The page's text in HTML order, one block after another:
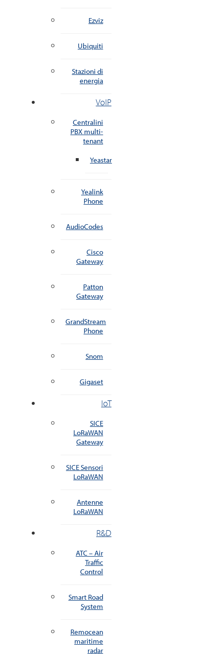
Ezviz
Ubiquiti
Stazioni di
energia
VoIP
Centralini
PBX multi-
tenant
Yeastar
Yealink
Phone
AudioCodes
Cisco
Gateway
Patton
Gateway
GrandStream
Phone
Snom
Gigaset
IoT
SICE
LoRaWAN
Gateway
SICE Sensori
LoRaWAN
Antenne
LoRaWAN
R&D
ATC – Air
Traffic
Control
Smart Road
System
Remocean
maritime
radar